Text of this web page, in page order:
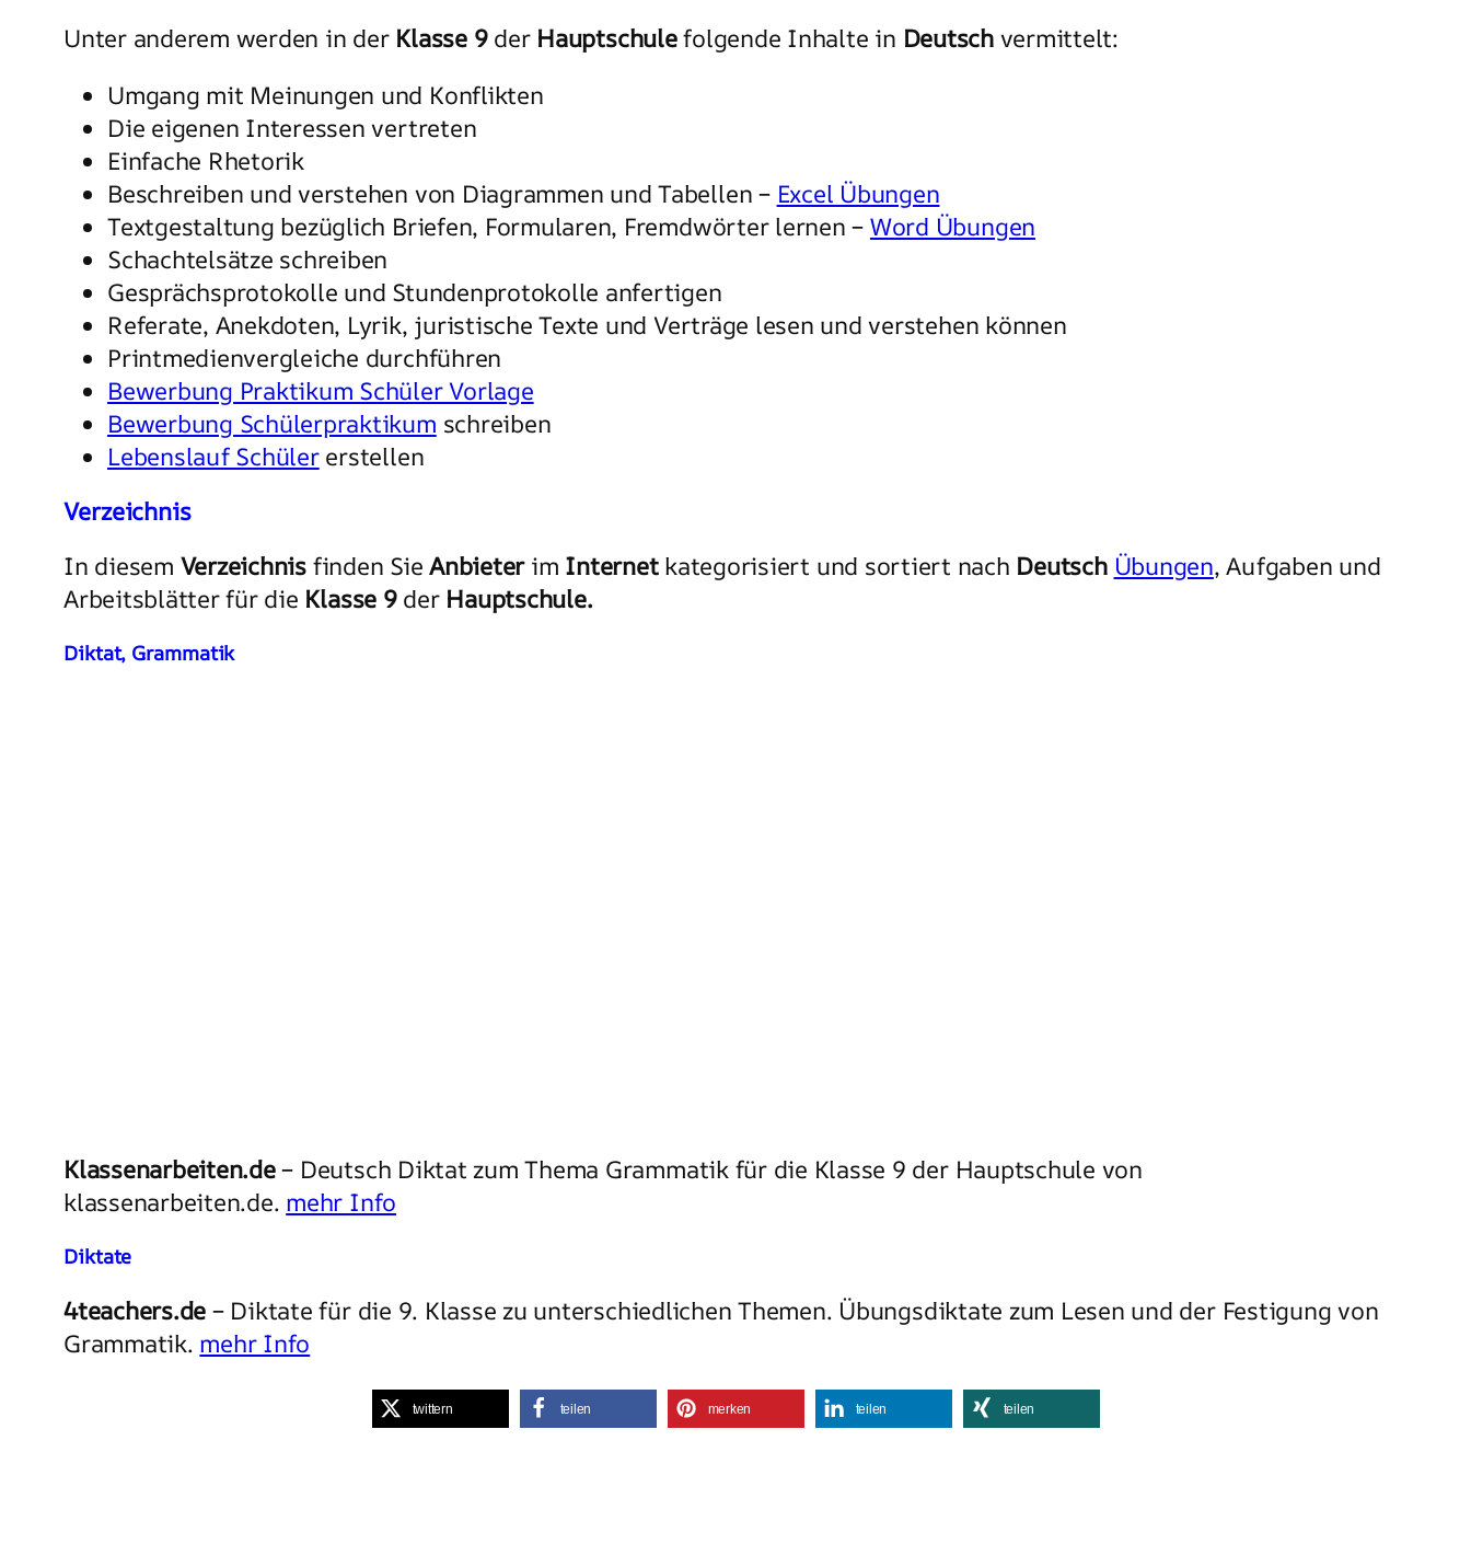
Unter anderem werden in der Klasse 9der Hauptschulefolgende Inhalte in Deutschvermittelt:
Umgang mit Meinungen und Konflikten
Die eigenen Interessen vertreten
Einfache Rhetorik
Beschreiben und verstehen von Diagrammen und Tabellen – Excel Übungen
Textgestaltung bezüglich Briefen, Formularen, Fremdwörter lernen – Word Übungen
Schachtelsätze schreiben
Gesprächsprotokolle und Stundenprotokolle anfertigen
Referate, Anekdoten, Lyrik, juristische Texte und Verträge lesen und verstehen können
Printmedienvergleiche durchführen
Bewerbung Praktikum Schüler Vorlage
Bewerbung Schülerpraktikum schreiben
Lebenslauf Schülererstellen
Verzeichnis
In diesem Verzeichnisfinden SieAnbieterim Internetkategorisiert und sortiert nach Deutsch Übungen, Aufgaben und
Arbeitsblätter für die Klasse 9der Hauptschule.
Diktat, Grammatik
Klassenarbeiten.de– Deutsch Diktat zum Thema Grammatik für die Klasse 9 der Hauptschule von
klassenarbeiten.de. mehr Info
Diktate
4teachers.de – Diktate für die 9. Klasse zu unterschiedlichen Themen. Übungsdiktate zum Lesen und der Festigung von
Grammatik. mehr Info
twittern teilen merken teilen teilen